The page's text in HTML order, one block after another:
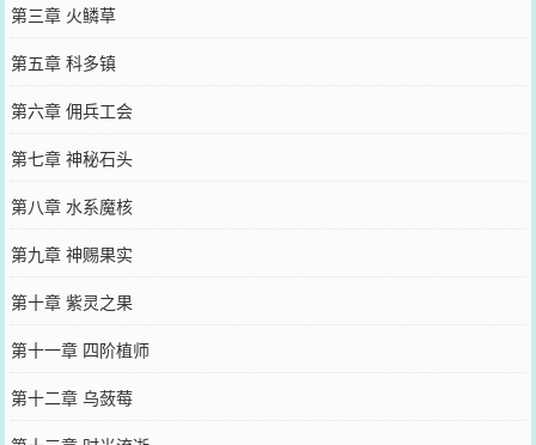
第三章 火鳞草
第五章 科多镇
第六章 佣兵工会
第七章 神秘石头
第八章 水系魔核
第九章 神赐果实
第十章 紫灵之果
第十一章 四阶植师
第十二章 乌蔹莓